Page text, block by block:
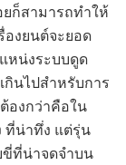
ก็สามารถทำให้
องยนต์จะยอด
หน่งระบบดูด
นไปสำหรับการ
องกว่าคือใน
ที่น่าทึ่ง แต่รุ่น
ที่น่าจดจำบน